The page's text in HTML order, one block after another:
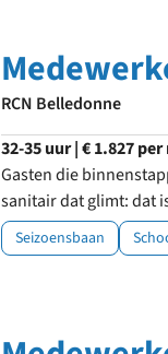
RCN Belledonne
32-35 uur | € 1.827
Gasten die
sanitair dat glimt: dat
Seizoensbaan